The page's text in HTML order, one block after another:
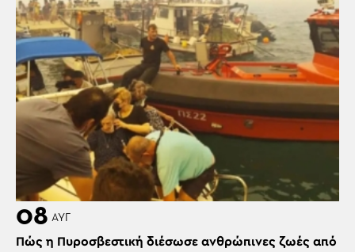
08 ΑΥΓ
Πώς η Πυροσβεστική διέσωσε ανθρώπινες ζωές από